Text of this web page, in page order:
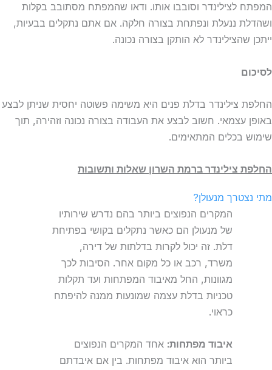
המפתח לצילינדר וסובבו אותו. ודאו שהמפתח מסתובב בקלות
ושהדלת ננעלת ונפתחת בצורה חלקה. אם אתם נתקלים בבעיות,
ייתכן שהצילינדר לא הותקן בצורה נכונה.
לסיכום
החלפת צילינדר בדלת פנים היא משימה פשוטה יחסית שניתן לבצע
באופן עצמאי. חשוב לבצע את העבודה בצורה נכונה וזהירה, תוך
שימוש בכלים המתאימים.
החלפת צילינדר ברמת השרון שאלות ותשובות
מתי נצטרך מנעולן?
המקרים הנפוצים ביותר בהם נדרש שירותיו
של מנעולן הם כאשר נתקלים בקושי בפתיחת
דלת. זה יכול לקרות בדלתות של דירה,
משרד, רכב או כל מקום אחר. הסיבות לכך
מגוונות, החל מאיבוד המפתחות ועד תקלות
טכניות בדלת עצמה שמונעות ממנה להיפתח
כראוי.
איבוד מפתחות: אחד המקרים הנפוצים
ביותר הוא איבוד מפתחות. בין אם איבדתם